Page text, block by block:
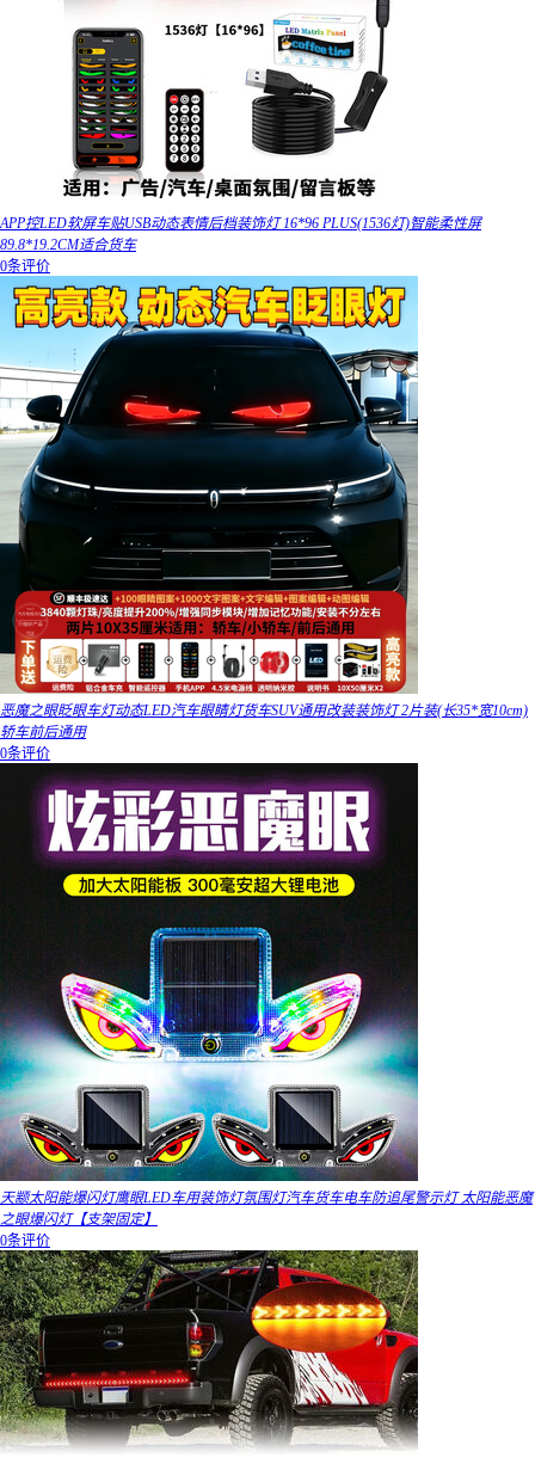
APP控LED软屏车贴USB动态表情后档装饰灯 16*96 PLUS(1536灯)智能柔性屏
89.8*19.2CM适合货车
0条评价
恶魔之眼眨眼车灯动态LED汽车眼睛灯货车SUV通用改装装饰灯 2片装(长35*宽10cm)
轿车前后通用
0条评价
天颛太阳能爆闪灯鹰眼LED车用装饰灯氛围灯汽车货车电车防追尾警示灯 太阳能恶魔
之眼爆闪灯【支架固定】
0条评价